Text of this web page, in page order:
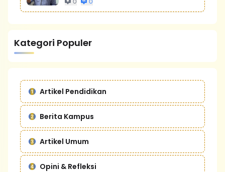
0 0
Kategori Populer
Artikel Pendidikan
Berita Kampus
Artikel Umum
Opini & Refleksi